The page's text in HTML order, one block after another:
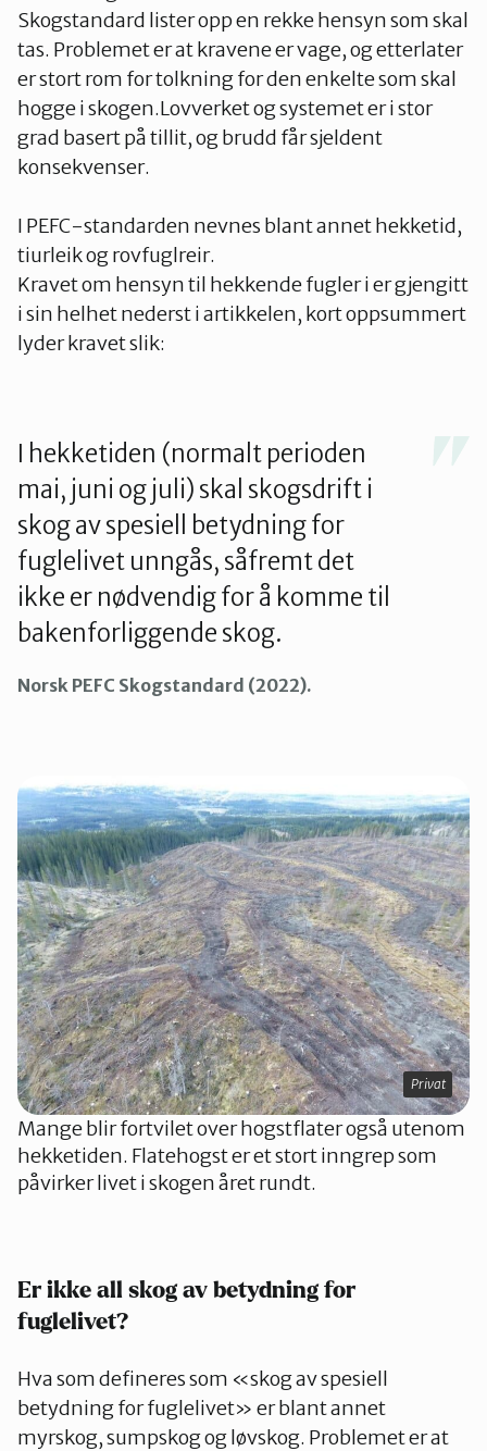
Skogstandard lister opp en rekke hensyn som skal
tas. Problemet er at kravene er vage, og etterlater
er stort rom for tolkning for den enkelte som skal
hogge i skogen.Lovverket og systemet er i stor
grad basert på tillit, og brudd får sjeldent
konsekvenser.
I PEFC-standarden nevnes blant annet hekketid,
tiurleik og rovfuglreir.
Kravet om hensyn til hekkende fugler i er gjengitt
i sin helhet nederst i artikkelen, kort oppsummert
lyder kravet slik:
I hekketiden (normalt perioden
mai, juni og juli) skal skogsdrift i
skog av spesiell betydning for
fuglelivet unngås, såfremt det
ikke er nødvendig for å komme til
bakenforliggende skog.
Norsk PEFC Skogstandard (2022).
Privat
Mange blir fortvilet over hogstflater også utenom
hekketiden. Flatehogst er et stort inngrep som
påvirker livet i skogen året rundt.
Er ikke all skog av betydning for
fuglelivet?
Hva som defineres som «skog av spesiell
betydning for fuglelivet» er blant annet
myrskog, sumpskog og løvskog. Problemet er at